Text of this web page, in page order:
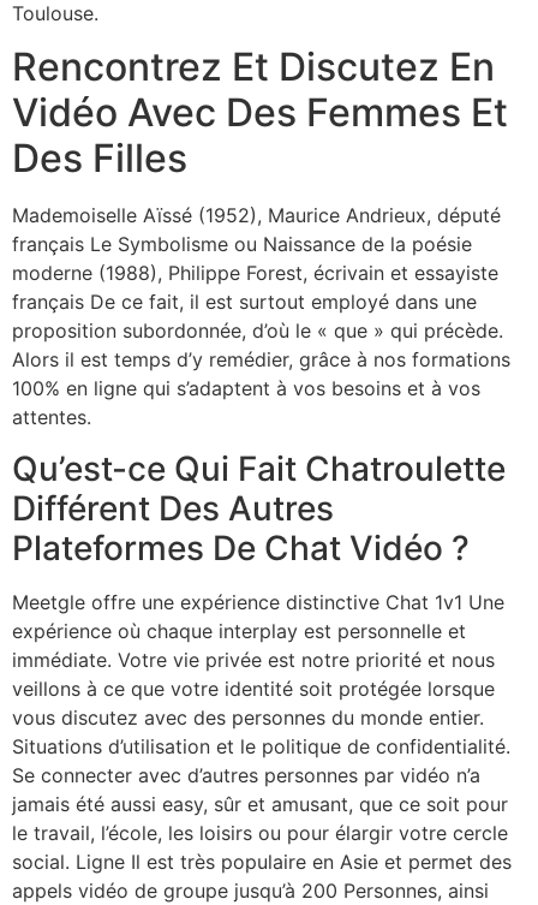
Toulouse.
Rencontrez Et Discutez En
Vidéo Avec Des Femmes Et
Des Filles
Mademoiselle Aïssé (1952), Maurice Andrieux, député
français Le Symbolisme ou Naissance de la poésie
moderne (1988), Philippe Forest, écrivain et essayiste
français De ce fait, il est surtout employé dans une
proposition subordonnée, d’où le « que » qui précède.
Alors il est temps d’y remédier, grâce à nos formations
100% en ligne qui s’adaptent à vos besoins et à vos
attentes.
Qu’est-ce Qui Fait Chatroulette
Différent Des Autres
Plateformes De Chat Vidéo ?
Meetgle offre une expérience distinctive Chat 1v1 Une
expérience où chaque interplay est personnelle et
immédiate. Votre vie privée est notre priorité et nous
veillons à ce que votre identité soit protégée lorsque
vous discutez avec des personnes du monde entier.
Situations d’utilisation et le politique de confidentialité.
Se connecter avec d’autres personnes par vidéo n’a
jamais été aussi easy, sûr et amusant, que ce soit pour
le travail, l’école, les loisirs ou pour élargir votre cercle
social. Ligne Il est très populaire en Asie et permet des
appels vidéo de groupe jusqu’à 200 Personnes, ainsi